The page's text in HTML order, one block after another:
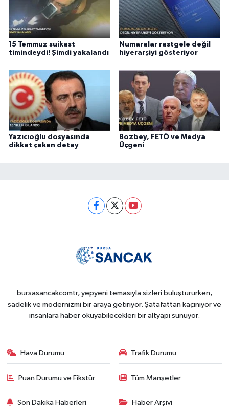
15 Temmuz suikast
timindeydi! Şimdi yakalandı
Numaralar rastgele değil
hiyerarşiyi gösteriyor
Yazıcıoğlu dosyasında
dikkat çeken detay
Bozbey, FETÖ ve Medya
Üçgeni
bursasancakcomtr, yepyeni temasıyla sizleri buluştururken,
sadelik ve modernizmi bir araya getiriyor. Şatafattan kaçınıyor ve
insanlara haber okuyabilecekleri bir altyapı sunuyor.
Hava Durumu Trafik Durumu
Puan Durumu ve Fikstür Tüm Manşetler
Son Dakika Haberleri Haber Arşivi